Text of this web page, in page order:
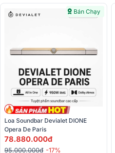
Bán Chạy
Loa Soundbar Devialet DIONE
Opera De Paris
78.880.000đ
95.000.000đ -17%